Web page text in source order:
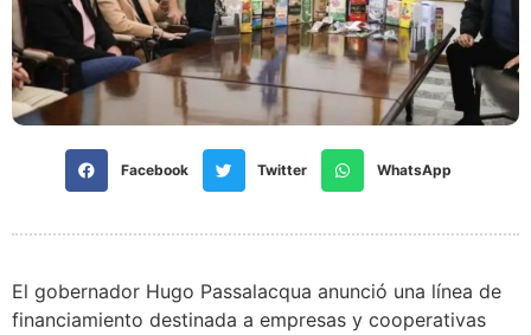
Facebook Twitter WhatsApp
El gobernador Hugo Passalacqua anunció una línea de
financiamiento destinada a empresas y cooperativas